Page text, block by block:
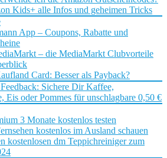
Kids+ alle Infos und geheimen Tricks
App – Coupons, Rabatte und
– die MediaMarkt Clubvorteile
Card: Besser als Payback?
Sichere Dir Kaffee,
Eis oder Pommes für unschlagbare 0,50 €
3 Monate kostenlos testen
kostenlos im Ausland schauen
kostenlosen dm Teppichreiniger zum